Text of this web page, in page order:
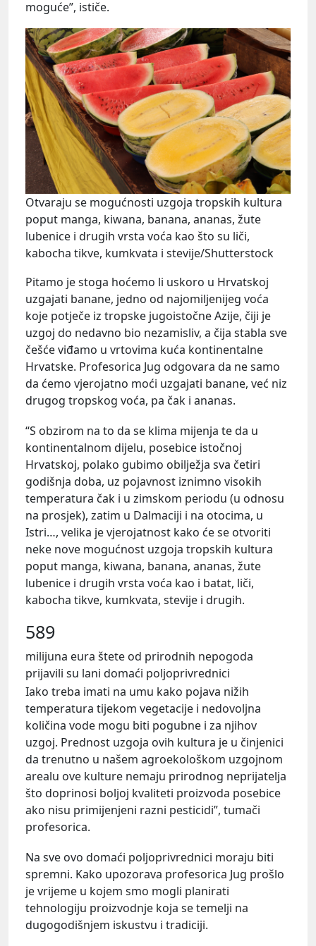
moguće”, ističe.
Otvaraju se mogućnosti uzgoja tropskih kultura
poput manga, kiwana, banana, ananas, žute
lubenice i drugih vrsta voća kao što su liči,
kabocha tikve, kumkvata i stevije/Shutterstock
Pitamo je stoga hoćemo li uskoro u Hrvatskoj
uzgajati banane, jedno od najomiljenijeg voća
koje potječe iz tropske jugoistočne Azije, čiji je
uzgoj do nedavno bio nezamisliv, a čija stabla sve
češće viđamo u vrtovima kuća kontinentalne
Hrvatske. Profesorica Jug odgovara da ne samo
da ćemo vjerojatno moći uzgajati banane, već niz
drugog tropskog voća, pa čak i ananas.
“S obzirom na to da se klima mijenja te da u
kontinentalnom dijelu, posebice istočnoj
Hrvatskoj, polako gubimo obilježja sva četiri
godišnja doba, uz pojavnost iznimno visokih
temperatura čak i u zimskom periodu (u odnosu
na prosjek), zatim u Dalmaciji i na otocima, u
Istri…, velika je vjerojatnost kako će se otvoriti
neke nove mogućnost uzgoja tropskih kultura
poput manga, kiwana, banana, ananas, žute
lubenice i drugih vrsta voća kao i batat, liči,
kabocha tikve, kumkvata, stevije i drugih.
589
milijuna eura štete od prirodnih nepogoda
prijavili su lani domaći poljoprivrednici
Iako treba imati na umu kako pojava nižih
temperatura tijekom vegetacije i nedovoljna
količina vode mogu biti pogubne i za njihov
uzgoj. Prednost uzgoja ovih kultura je u činjenici
da trenutno u našem agroekološkom uzgojnom
arealu ove kulture nemaju prirodnog neprijatelja
što doprinosi boljoj kvaliteti proizvoda posebice
ako nisu primijenjeni razni pesticidi”, tumači
profesorica.
Na sve ovo domaći poljoprivrednici moraju biti
spremni. Kako upozorava profesorica Jug prošlo
je vrijeme u kojem smo mogli planirati
tehnologiju proizvodnje koja se temelji na
dugogodišnjem iskustvu i tradiciji.